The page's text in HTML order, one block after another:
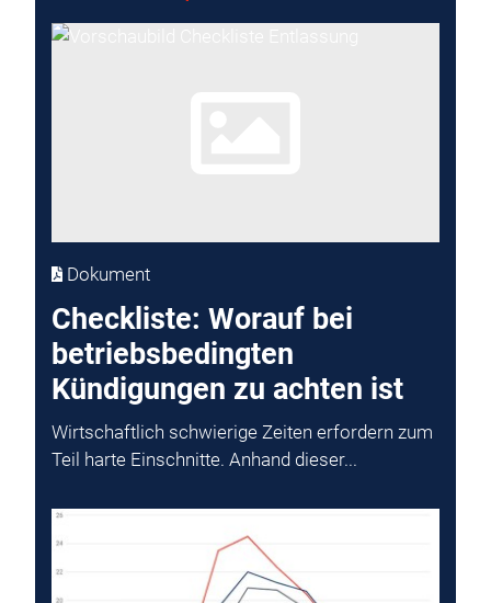
Dokument
Checkliste: Worauf bei
betriebsbedingten
Kündigungen zu achten ist
Wirtschaftlich schwierige Zeiten erfordern zum
Teil harte Einschnitte. Anhand dieser...